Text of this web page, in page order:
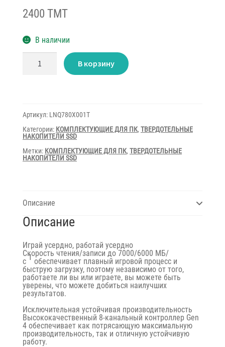
2400 TMT
В наличии
Количество
товара
2280
NVMe
Gen4x4
В корзину
Артикул: LNQ780X001T
Категории: КОМПЛЕКТУЮЩИЕ ДЛЯ ПК, ТВЕРДОТЕЛЬНЫЕ
НАКОПИТЕЛИ SSD
Метки: КОМПЛЕКТУЮЩИЕ ДЛЯ ПК, ТВЕРДОТЕЛЬНЫЕ
НАКОПИТЕЛИ SSD
Описание
Описание
Играй усердно, работай усердно
Скорость чтения/записи до 7000/6000 МБ/
с 1 обеспечивает плавный игровой процесс и
быструю загрузку, поэтому независимо от того,
работаете ли вы или играете, вы можете быть
уверены, что можете добиться наилучших
результатов.
Исключительная устойчивая производительность
Высококачественный 8-канальный контроллер Gen
4 обеспечивает как потрясающую максимальную
производительность, так и отличную устойчивую
работу.